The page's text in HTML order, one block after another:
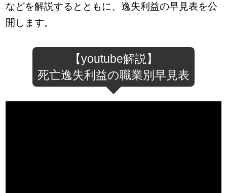
などを解説するとともに、逸失利益の早見表を公
開します。
【youtube解説】
死亡逸失利益の職業別早見表